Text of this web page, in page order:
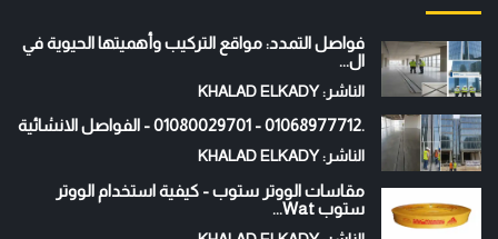
فواصل التمدد: مواقع التركيب وأهميتها الحيوية في
ال...
الناشر: KHALAD ELKADY
.01068977712 - 01080029701 - الفواصل الانشائية
الناشر: KHALAD ELKADY
مقاسات الووتر ستوب - كيفية استخدام الووتر
ستوب Wat...